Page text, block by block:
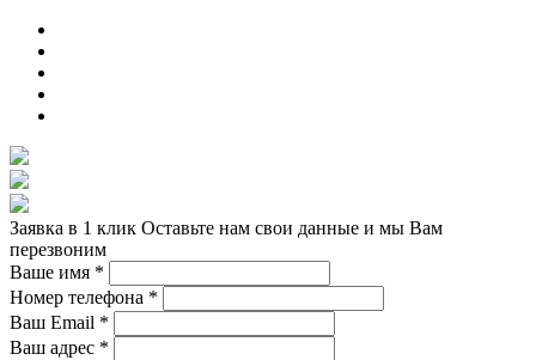
Заявка в 1 клик Оставьте нам свои данные и мы Вам
перезвоним
Ваше имя *
Номер телефона *
Ваш Email *
Ваш адрес *